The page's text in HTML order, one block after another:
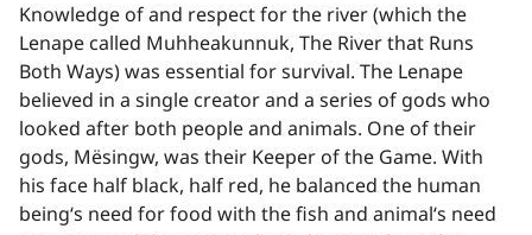
Knowledge of and respect for the river (which the
Lenape called Muhheakunnuk, The River that Runs
Both Ways) was essential for survival. The Lenape
believed in a single creator and a series of gods who
looked after both people and animals. One of their
gods, Mësingw, was their Keeper of the Game. With
his face half black, half red, he balanced the human
being‘s need for food with the fish and animal‘s need